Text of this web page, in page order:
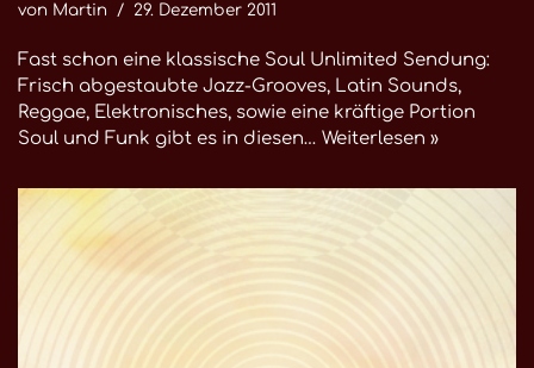
von Martin 29. Dezember 2011
Fast schon eine klassische Soul Unlimited Sendung:
Frisch abgestaubte Jazz-Grooves, Latin Sounds,
Reggae, Elektronisches, sowie eine kräftige Portion
Soul und Funk gibt es in diesen… Weiterlesen »